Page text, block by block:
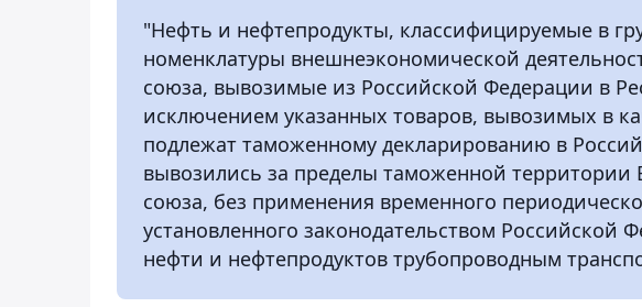
"Нефть и нефтепродукты, классифицируемые в
номенклатуры внешнеэкономической
союза, вывозимые из Российской Федерации в
исключением указанных товаров, вывозимых в
подлежат таможенному декларированию в
вывозились за пределы таможенной территории
союза, без применения временного
установленного законодательством Российской
нефти и нефтепродуктов трубопроводным